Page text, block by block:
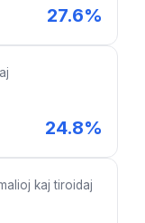
27.6%
24.8%
kaj tiroidaj